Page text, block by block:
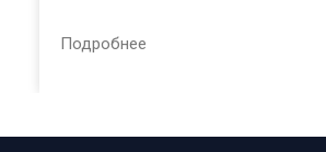
Подробнее